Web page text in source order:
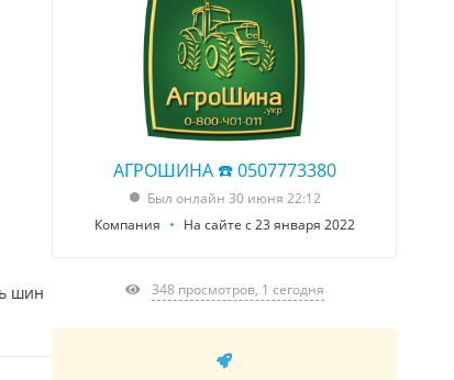
шин
АГРОШИНА ☎️ 0507773380
Был онлайн 30 июня 22:12
Компания
На сайте с 23 января 2022
348 просмотров, 1 сегодня